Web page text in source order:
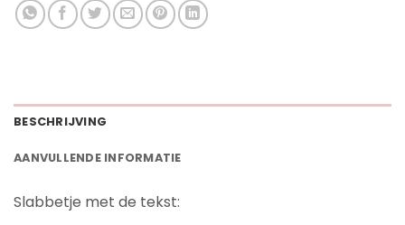
BESCHRIJVING
AANVULLENDE INFORMATIE
Slabbetje met de tekst: